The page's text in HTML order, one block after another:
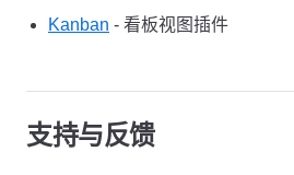
Kanban - 看板视图插件
支持与反馈